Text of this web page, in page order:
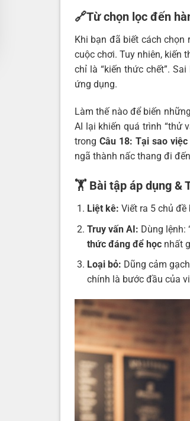
🔗Từ chọn lọc đến
Khi bạn đã biết cách chọn
cuộc chơi. Tuy nhiên, kiến
chỉ là “kiến thức chết”.
ứng dụng.
Làm thế nào để biến
AI lại khiến quá trình “thử
trongCâu 18: Tại sao
ngã thành nấc thang đi
🏋️ Bài tập áp dụng &
Liệt kê: Viết ra 5 chủ
Truy vấn AI: Dùng lệnh:
thức đáng để họcnhất
Loại bỏ: Dũng cảm
chính là bước đầu của